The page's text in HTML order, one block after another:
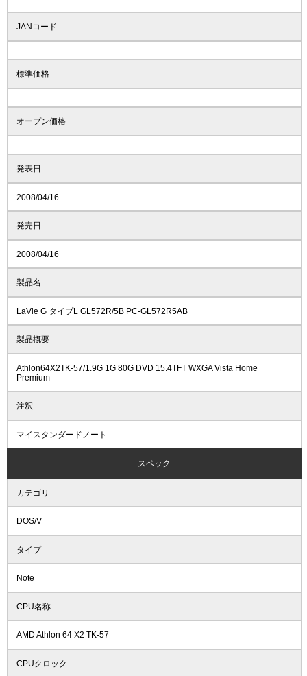
JANコード
標準価格
オープン価格
発表日
2008/04/16
発売日
2008/04/16
製品名
LaVie G タイプL GL572R/5B PC-GL572R5AB
製品概要
Athlon64X2TK-57/1.9G 1G 80G DVD 15.4TFT WXGA Vista Home
Premium
注釈
マイスタンダードノート
スペック
カテゴリ
DOS/V
タイプ
Note
CPU名称
AMD Athlon 64 X2 TK-57
CPUクロック